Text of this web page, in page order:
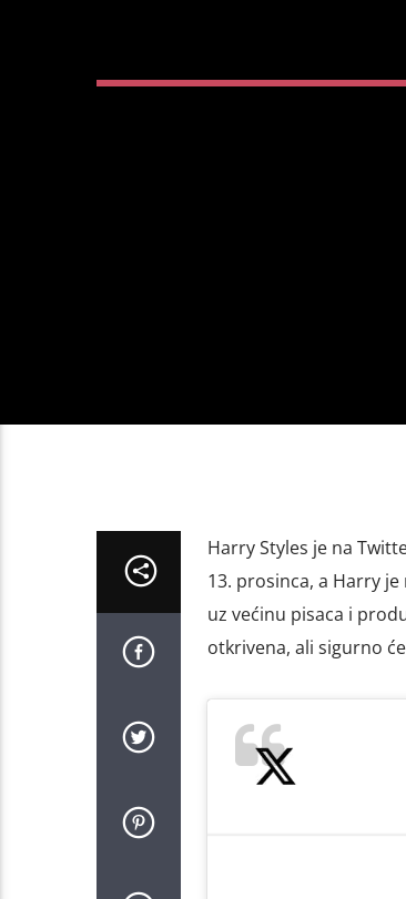
Harry Styles je na
13. prosinca, a Harry
uz većinu pisaca i
otkrivena, ali sigurno